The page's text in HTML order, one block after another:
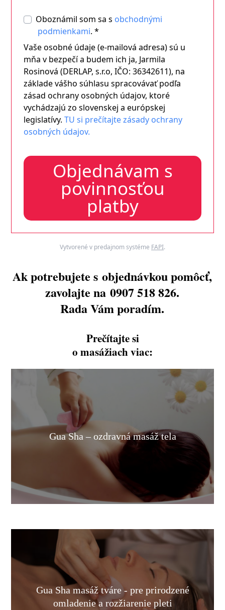
Oboznámil som sa s obchodnými
podmienkami. *
Vaše osobné údaje (e-mailová adresa) sú u
mňa v bezpečí a budem ich ja, Jarmila
Rosinová (DERLAP, s.r.o, IČO: 36342611), na
základe vášho súhlasu spracovávať podľa
zásad ochrany osobných údajov, ktoré
vychádzajú zo slovenskej a európskej
legislatívy.TU si prečítajte zásady ochrany
osobných údajov.
Objednávam s
povinnosťou
platby
Vytvorené v predajnom systéme FAPI.
Ak potrebujete s objednávkou pomôcť,
zavolajte na 0907 518 826.
Rada Vám poradím.
Prečítajte si
o masážiach viac:
Gua Sha – ozdravná masáž tela
Gua Sha masáž tváre - pre prirodzené
omladenie a rozžiarenie pleti